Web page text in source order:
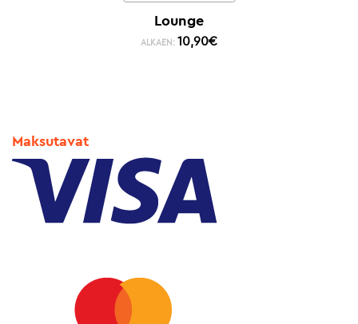
Lounge
ALKAEN: 10,90€
Maksutavat